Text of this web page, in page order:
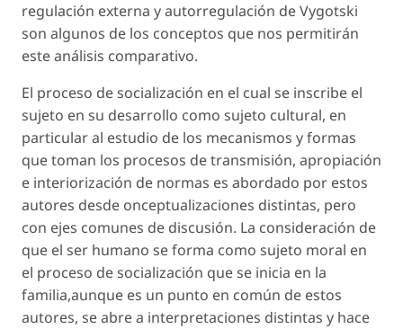
regulación externa y autorregulación de Vygotski
son algunos de los conceptos que nos permitirán
este análisis comparativo.
El proceso de socialización en el cual se inscribe el
sujeto en su desarrollo como sujeto cultural, en
particular al estudio de los mecanismos y formas
que toman los procesos de transmisión, apropiación
e interiorización de normas es abordado por estos
autores desde onceptualizaciones distintas, pero
con ejes comunes de discusión. La consideración de
que el ser humano se forma como sujeto moral en
el proceso de socialización que se inicia en la
familia,aunque es un punto en común de estos
autores, se abre a interpretaciones distintas y hace